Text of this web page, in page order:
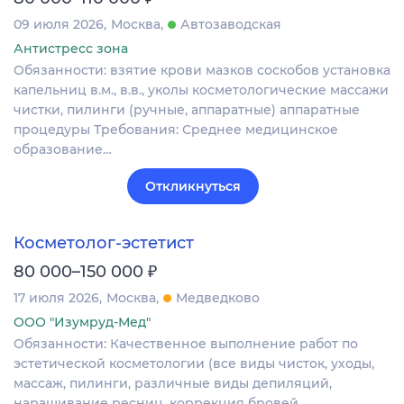
09 июля 2026 Москва
Автозаводская
Антистресс зона
Обязанности: взятие крови мазков соскобов установка
капельниц в.м., в.в., уколы косметологические массажи
чистки, пилинги (ручные, аппаратные) аппаратные
процедуры Требования: Среднее медицинское
образование…
Откликнуться
Косметолог-эстетист
80 000–150 000 ₽
17 июля 2026 Москва
Медведково
ООО "Изумруд-Мед"
Обязанности: Качественное выполнение работ по
эстетической косметологии (все виды чисток, уходы,
массаж, пилинги, различные виды депиляций,